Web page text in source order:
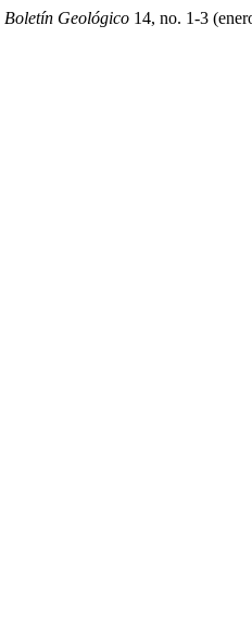
Boletín Geológico 14, no. 1-3